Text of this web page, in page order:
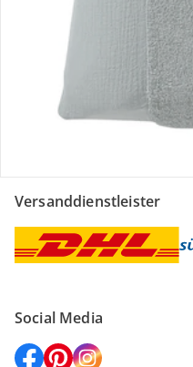
Sicher einkaufen
Versanddienstleister
Social Media